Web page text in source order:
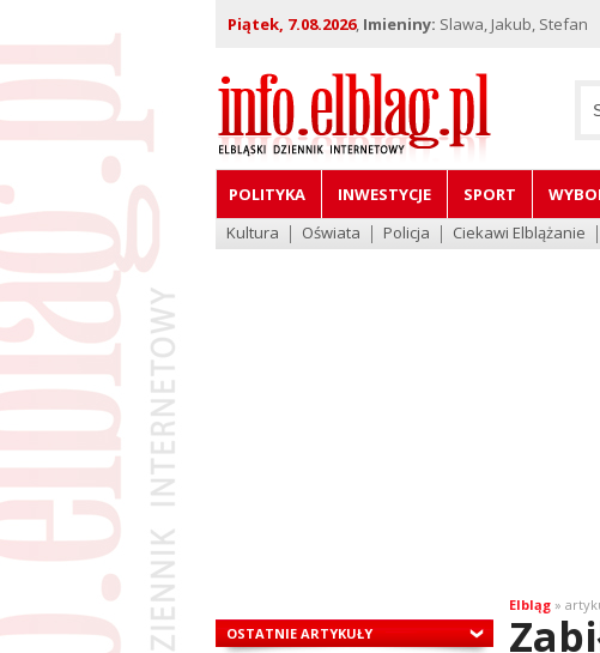
Piątek, 7.08.2026, Imieniny: Slawa, Jakub, Stefan
POLITYKA INWESTYCJE SPORT
Kultura
Oświata Policja Ciekawi Elblążanie
OSTATNIE ARTYKUŁY
Elbląg»